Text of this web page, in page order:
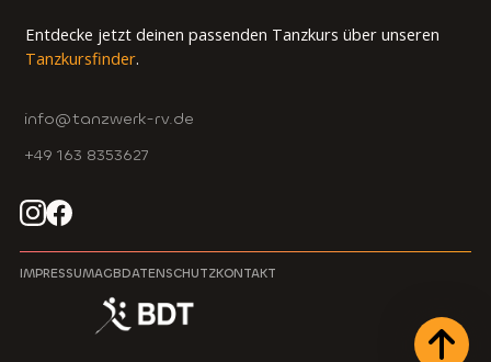
Entdecke jetzt deinen passenden Tanzkurs über unseren
Tanzkursfinder.
info@tanzwerk-rv.de
+49 163 8353627
IMPRESSUMAGBDATENSCHUTZKONTAKT